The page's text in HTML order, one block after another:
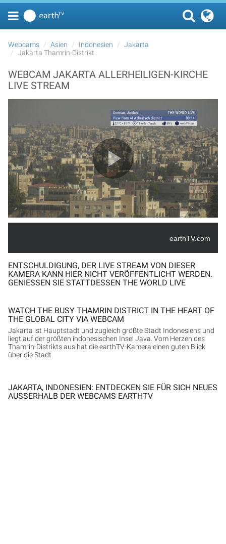
Webcams Asien Indonesien
Jakarta
Jakarta Thamrin-Distrikt
WEBCAM JAKARTA ALLERHEILIGEN-KIRCHE
LIVE STREAM
Play Video
earthTV.com
ENTSCHULDIGUNG, DER LIVE STREAM VON DIESER
KAMERA KANN HIER NICHT VERÖFFENTLICHT WERDEN.
GENIESSEN SIE STATTDESSEN THE WORLD LIVE
WATCH THE BUSY THAMRIN DISTRICT IN THE HEART OF
THE GLOBAL CITY VIA WEBCAM
Jakarta ist Hauptstadt und zugleich größte Stadt Indonesiens und
liegt auf der größten indonesischen Insel Java. Vom Herzen des
Thamrin-Distrikts aus hat die earthTV-Kamera einen guten Blick
über die Stadt.
JAKARTA, INDONESIEN: ENTDECKEN SIE FÜR SICH NEUES
AUSSERHALB DER WEBCAMS EARTHTV